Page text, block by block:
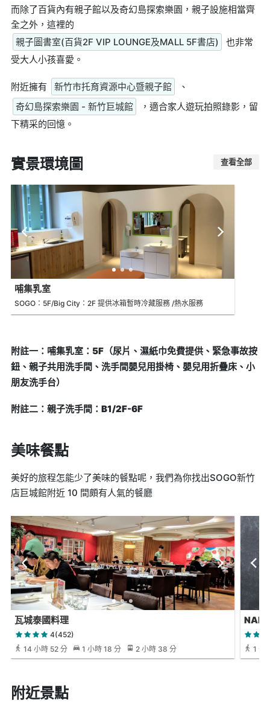
而除了百貨內有親子館以及奇幻島探索樂園，親子設施相當齊
全之外，這裡的
親子圖書室(百貨2F VIP LOUNGE及MALL 5F書店)
也非常
受大人小孩喜愛。
附近擁有 新竹市托育資源中心暨親子館
、
奇幻島探索樂園 - 新竹巨城館
，適合家人遊玩拍照錄影，留
下精采的回憶。
實景環境圖 查看全部
哺集乳室
SOGO：5F/Big City：2F 提供冰箱暫時冷藏服務 /熱水服務
附註一：哺集乳室：5F（尿片、濕紙巾免費提供、緊急事故按
鈕、親子共用洗手間、洗手間嬰兒用掛椅、嬰兒用折疊床、小
朋友洗手台）
附註二：親子洗手間：B1/2F-6F
美味餐點
美好的旅程怎能少了美味的餐點呢，我們為你找出SOGO新竹
店巨城館附近 10 間頗有人氣的餐廳
瓦城泰國料理
4(452)
14 小時 52 分
1 小時 18 分 2 小時 38 分 1 分
附近景點